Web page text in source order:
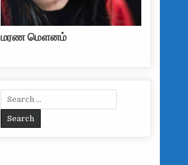
மரண மௌனம்
Search for: